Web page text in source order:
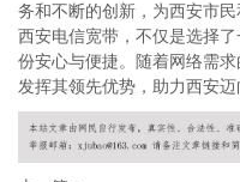
务和不断的创新，为西安市
西安电信宽带，不仅是选择
份安心与便捷。随着网络需
发挥其领先优势，助力西安